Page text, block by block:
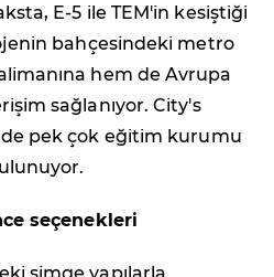
E-5 ile TEM'in kesiştiği
bahçesindeki metro
hem de Avrupa
sağlanıyor. City's
pek çok eğitim kurumu
seçenekleri